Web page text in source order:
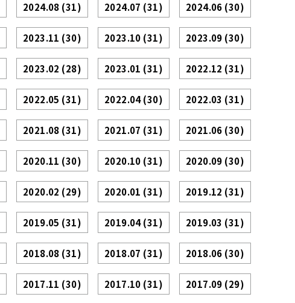
2024.08 (31) 2024.07 (31) 2024.06 (30)
2023.11 (30) 2023.10 (31) 2023.09 (30)
2023.02 (28) 2023.01 (31) 2022.12 (31)
2022.05 (31) 2022.04(30) 2022.03 (31)
2021.08 (31) 2021.07 (31) 2021.06 (30)
2020.11 (30) 2020.10 (31) 2020.09 (30)
2020.02 (29) 2020.01 (31) 2019.12 (31)
2019.05 (31) 2019.04(31) 2019.03 (31)
2018.08 (31) 2018.07 (31) 2018.06 (30)
2017.11 (30) 2017.10 (31) 2017.09 (29)